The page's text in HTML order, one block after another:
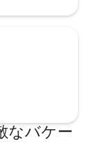
なバケー